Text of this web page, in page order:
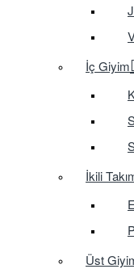
İç Giyim
İkili
Üst